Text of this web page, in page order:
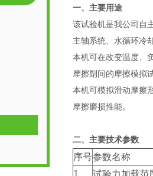
一、主要用途
该试验机是我公司自
主轴系统、水循环冷
本机可在改变温度、
摩擦副间的摩擦模拟
本机可模拟滑动摩擦
摩擦磨损性能。
二、主要技术参数
序号参数名称
1
试验力加载范